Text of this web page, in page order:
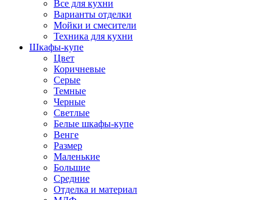
Все для кухни
Варианты отделки
Мойки и смесители
Техника для кухни
Шкафы-купе
Цвет
Коричневые
Серые
Темные
Черные
Светлые
Белые шкафы-купе
Венге
Размер
Маленькие
Большие
Средние
Отделка и материал